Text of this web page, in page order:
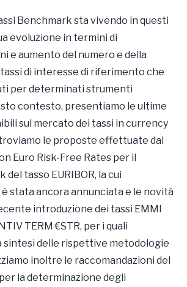
Benchmark sta vivendo in questi
evoluzione in termini di
e aumento del numero e della
di interesse di riferimento che
per determinati strumenti
contesto, presentiamo le ultime
sul mercato dei tassi in currency
troviamo le proposte effettuate dal
Euro Risk-Free Rates per il
del tasso EURIBOR, la cui
stata ancora annunciata e le novità
introduzione dei tassi EMMI
TERM €STR, per i quali
sintesi delle rispettive metodologie
inoltre le raccomandazioni del
la determinazione degli